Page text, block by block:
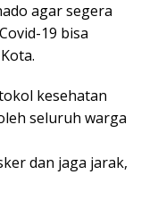
agar segera
19 bisa
kesehatan
seluruh warga
dan jaga jarak,